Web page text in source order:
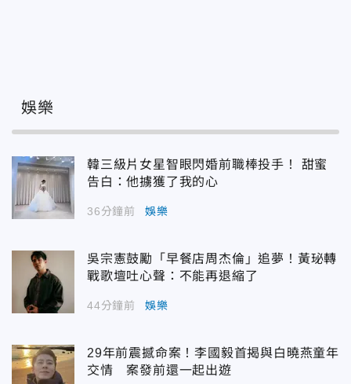
娛樂
韓三級片女星智眼閃婚前職棒投手！ 甜蜜
告白：他擄獲了我的心
36分鐘前 娛樂
吳宗憲鼓勵「早餐店周杰倫」追夢！黃珌轉
戰歌壇吐心聲：不能再退縮了
44分鐘前 娛樂
29年前震撼命案！李國毅首揭與白曉燕童年
交情 案發前還一起出遊